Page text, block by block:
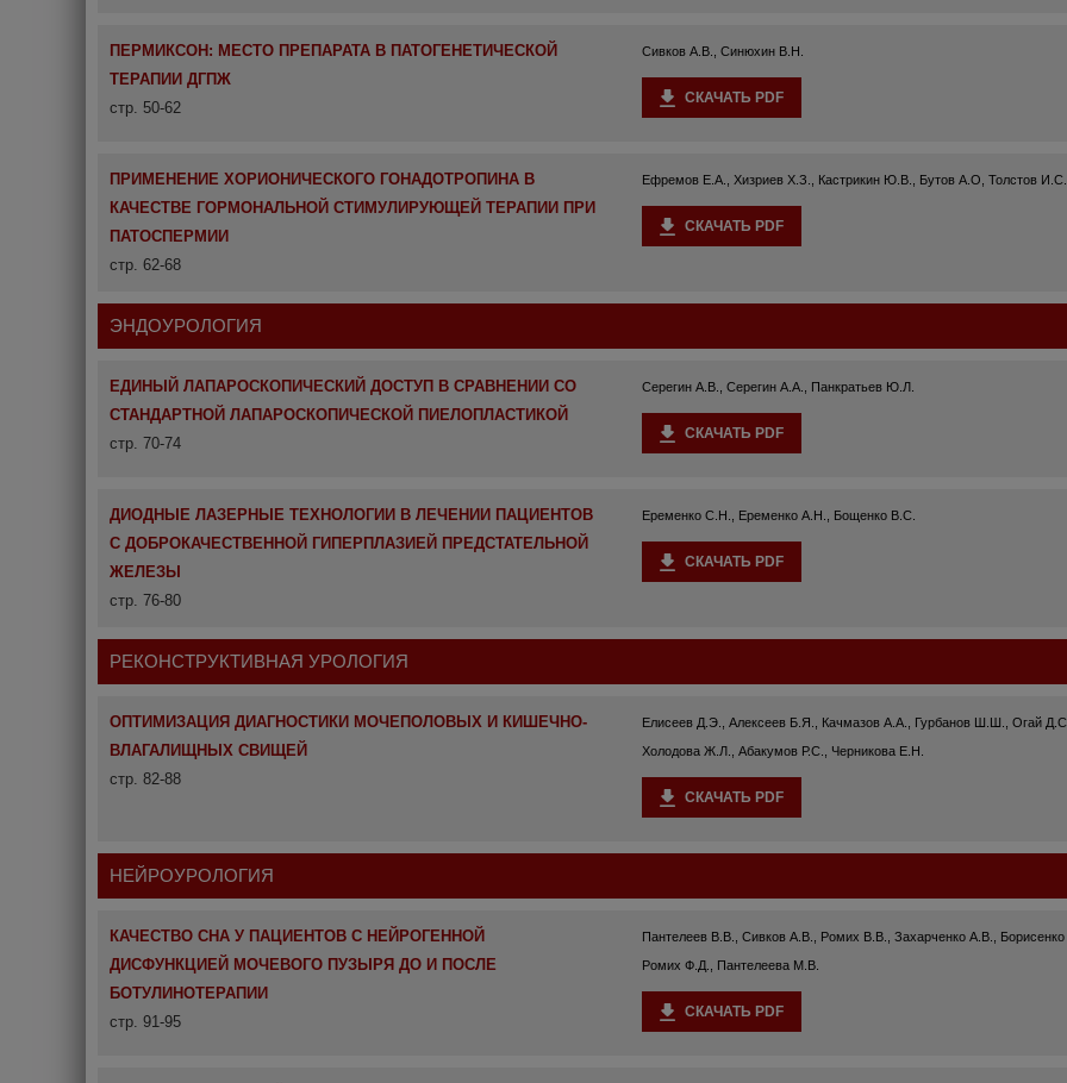
ПЕРМИКСОН: МЕСТО ПРЕПАРАТА В ПАТОГЕНЕТИЧЕСКОЙ
ТЕРАПИИ ДГПЖ
стр. 50-62
Сивков А.В., Синюхин В.Н.
СКАЧАТЬ PDF
ПРИМЕНЕНИЕ ХОРИОНИЧЕСКОГО ГОНАДОТРОПИНА В
КАЧЕСТВЕ ГОРМОНАЛЬНОЙ СТИМУЛИРУЮЩЕЙ ТЕРАПИИ ПРИ
ПАТОСПЕРМИИ
стр. 62-68
Ефремов Е.А., Хизриев Х.З., Кастрикин Ю.В., Бутов А.О, Толстов И.С.
СКАЧАТЬ PDF
ЭНДОУРОЛОГИЯ
ЕДИНЫЙ ЛАПАРОСКОПИЧЕСКИЙ ДОСТУП В СРАВНЕНИИ СО
СТАНДАРТНОЙ ЛАПАРОСКОПИЧЕСКОЙ ПИЕЛОПЛАСТИКОЙ
стр. 70-74
Серегин А.В., Серегин А.А., Панкратьев Ю.Л.
СКАЧАТЬ PDF
ДИОДНЫЕ ЛАЗЕРНЫЕ ТЕХНОЛОГИИ В ЛЕЧЕНИИ ПАЦИЕНТОВ
С ДОБРОКАЧЕСТВЕННОЙ ГИПЕРПЛАЗИЕЙ ПРЕДСТАТЕЛЬНОЙ
ЖЕЛЕЗЫ
стр. 76-80
Еременко С.Н., Еременко А.Н., Бощенко В.С.
СКАЧАТЬ PDF
РЕКОНСТРУКТИВНАЯ УРОЛОГИЯ
ОПТИМИЗАЦИЯ ДИАГНОСТИКИ МОЧЕПОЛОВЫХ И КИШЕЧНО-
ВЛАГАЛИЩНЫХ СВИЩЕЙ
стр. 82-88
Елисеев Д.Э., Алексеев Б.Я., Качмазов А.А., Гурбанов Ш.Ш., Огай
Холодова Ж.Л., Абакумов Р.С., Черникова Е.Н.
СКАЧАТЬ PDF
НЕЙРОУРОЛОГИЯ
КАЧЕСТВО СНА У ПАЦИЕНТОВ С НЕЙРОГЕННОЙ
ДИСФУНКЦИЕЙ МОЧЕВОГО ПУЗЫРЯ ДО И ПОСЛЕ
БОТУЛИНОТЕРАПИИ
стр. 91-95
Пантелеев В.В., Сивков А.В., Ромих В.В., Захарченко А.В.,
Ромих Ф.Д., Пантелеева М.В.
СКАЧАТЬ PDF